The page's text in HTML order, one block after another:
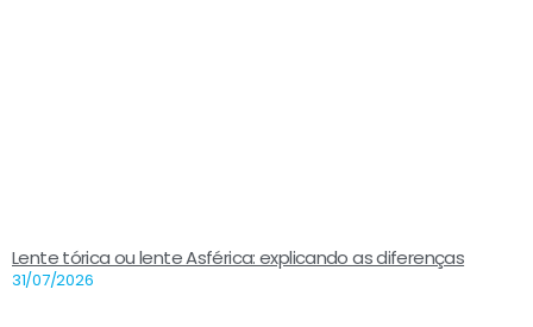
Lente tórica ou lente Asférica: explicando as diferenças
31/07/2026